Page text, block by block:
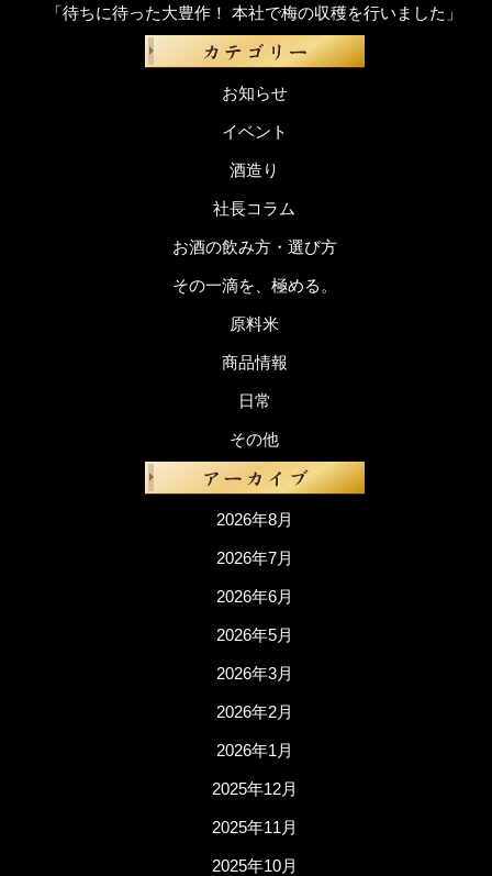
「待ちに待った大豊作！ 本社で梅の収穫を行いました」
お知らせ
イベント
酒造り
社長コラム
お酒の飲み方・選び方
その一滴を、極める。
原料米
商品情報
日常
その他
2026年8月
2026年7月
2026年6月
2026年5月
2026年3月
2026年2月
2026年1月
2025年12月
2025年11月
2025年10月